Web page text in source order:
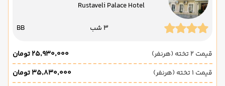
Rustaveli Palace Hotel
3 شب BB
قیمت 2 تخته (هرنفر)
۲۵٬۹۳۰٬۰۰۰ تومان
قیمت 1 تخته (هرنفر)
۳۵٬۸۳۰٬۰۰۰ تومان